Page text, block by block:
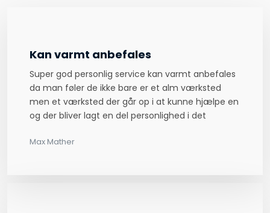
Kan varmt anbefales
Super god personlig service kan varmt anbefales
da man føler de ikke bare er et alm værksted
men et værksted der går op i at kunne hjælpe en
og der bliver lagt en del personlighed i det
Max Mather​